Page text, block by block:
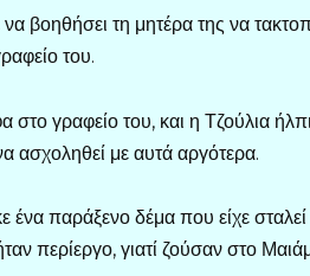
βοηθήσει τη μητέρα της να
του.
γραφείο του, και η Τζούλια
ασχοληθεί με αυτά αργότερα.
παράξενο δέμα που είχε
περίεργο, γιατί ζούσαν στο